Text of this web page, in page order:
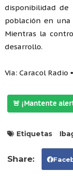
disponibilidad de
población en
Mientras la
desarrollo.
Vía: Caracol Radio
🚨 ¡Mantente
Etiquetas